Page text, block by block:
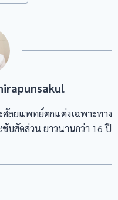
ศัลยแพทย์ตกแต่งเฉพาะทาง
บสัดส่วน ยาวนานกว่า 16 ปี